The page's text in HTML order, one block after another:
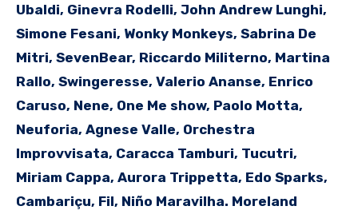
Ubaldi, Ginevra Rodelli, John Andrew Lunghi,
Simone Fesani, Wonky Monkeys, Sabrina De
Mitri, SevenBear, Riccardo Militerno, Martina
Rallo, Swingeresse, Valerio Ananse, Enrico
Caruso, Nene, One Me show, Paolo Motta,
Neuforia, Agnese Valle, Orchestra
Improvvisata, Caracca Tamburi, Tucutri,
Miriam Cappa, Aurora Trippetta, Edo Sparks,
Cambariçu, Fil, Niño Maravilha. Moreland